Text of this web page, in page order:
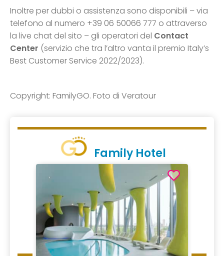
Inoltre per dubbi o assistenza sono disponibili – via
telefono al numero +39 06 50066 777 o attraverso
la live chat del sito – gli operatori del Contact
Center (servizio che tra l’altro vanta il premio Italy’s
Best Customer Service 2022/2023).
Copyright: FamilyGO. Foto di Veratour
Family Hotel